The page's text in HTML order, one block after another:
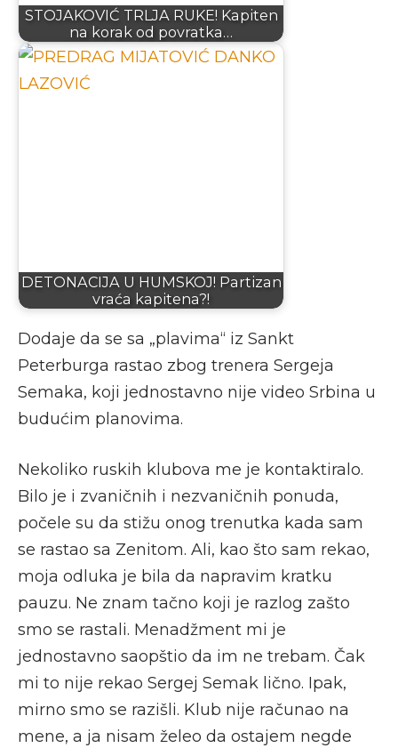
STOJAKOVIĆ TRLJA RUKE! Kapiten
na korak od povratka…
DETONACIJA U HUMSKOJ! Partizan
vraća kapitena?!
Dodaje da se sa „plavima“ iz Sankt
Peterburga rastao zbog trenera Sergeja
Semaka, koji jednostavno nije video Srbina u
budućim planovima.
Nekoliko ruskih klubova me je kontaktiralo.
Bilo je i zvaničnih i nezvaničnih ponuda,
počele su da stižu onog trenutka kada sam
se rastao sa Zenitom. Ali, kao što sam rekao,
moja odluka je bila da napravim kratku
pauzu. Ne znam tačno koji je razlog zašto
smo se rastali. Menadžment mi je
jednostavno saopštio da im ne trebam. Čak
mi to nije rekao Sergej Semak lično. Ipak,
mirno smo se razišli. Klub nije računao na
mene, a ja nisam želeo da ostajem negde